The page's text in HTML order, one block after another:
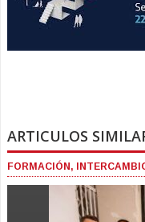
ARTICULOS
FORMACIÓN,